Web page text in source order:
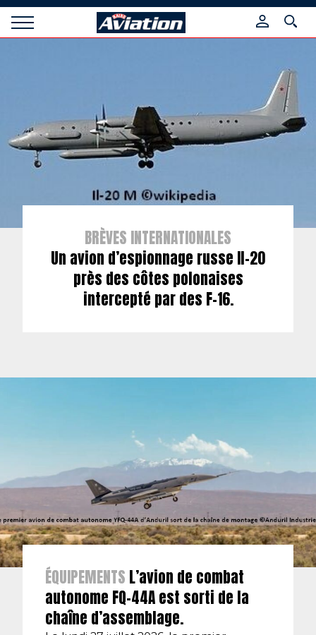
Raids
BRÈVES INTERNATIONALES
Un avion d’espionnage russe Il-20
près des côtes polonaises
intercepté par des F-16.
ÉQUIPEMENTS L’avion de combat
autonome FQ-44A est sorti de la
chaîne d’assemblage.
Panneau de gestion des cookies